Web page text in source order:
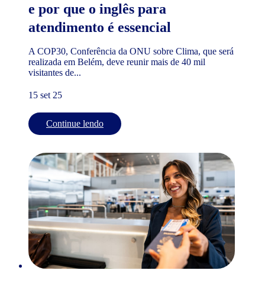
e por que o inglês para
atendimento é essencial
A COP30, Conferência da ONU sobre Clima, que será
realizada em Belém, deve reunir mais de 40 mil
visitantes de...
15 set 25
Continue lendo